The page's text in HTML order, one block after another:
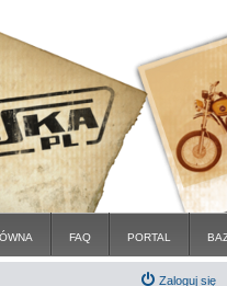
FAQ PORTAL
Zaloguj się